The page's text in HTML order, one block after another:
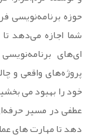
حوزه برنامه‌نویسی
شما اجازه می‌دهد
‌ای‌های
پروژه‌های واقعی و
خود را بهبود می
عطفی در مسیر
‌دهد تا مهارت‌ های